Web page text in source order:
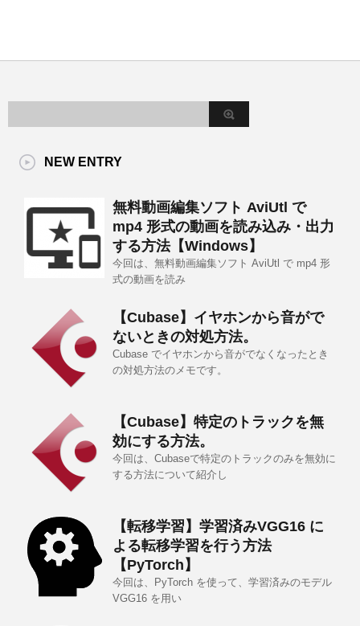
NEW ENTRY
無料動画編集ソフト AviUtl で
mp4 形式の動画を読み込み・出力
する方法【Windows】
今回は、無料動画編集ソフト AviUtl で mp4 形
式の動画を読み
【Cubase】イヤホンから音がで
ないときの対処方法。
Cubase でイヤホンから音がでなくなったとき
の対処方法のメモです。
【Cubase】特定のトラックを無
効にする方法。
今回は、Cubaseで特定のトラックのみを無効に
する方法について紹介し
【転移学習】学習済みVGG16 に
よる転移学習を行う方法
【PyTorch】
今回は、PyTorch を使って、学習済みのモデル
VGG16 を用い